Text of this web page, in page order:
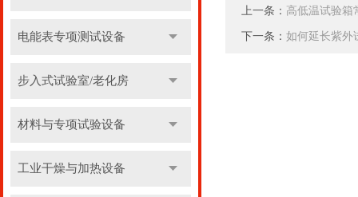
电能表专项测试设备
步入式试验室/老化房
材料与专项试验设备
工业干燥与加热设备
上一条： 高低温试验箱
下一条： 如何延长紫外